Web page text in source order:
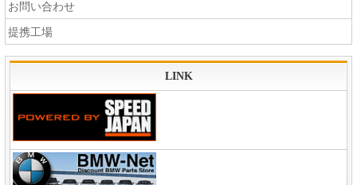
お問い合わせ
提携工場
LINK